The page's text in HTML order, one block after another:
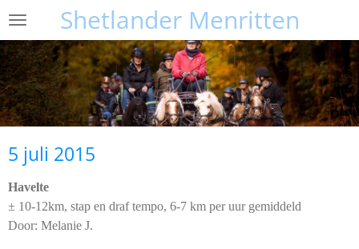
Ga
naar
de
hoofdinhoud
Shetlander Menritten
5 juli 2015
Havelte
± 10-12km, stap en draf tempo, 6-7 km per uur gemiddeld
Door: Melanie J.